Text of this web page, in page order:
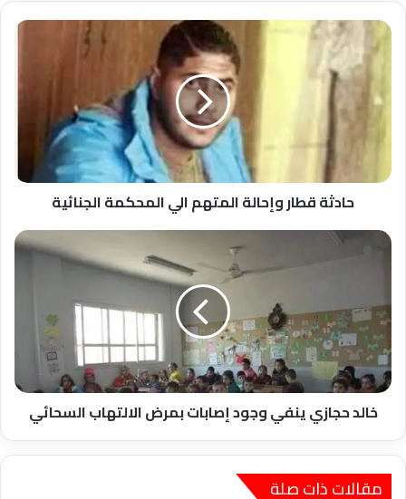
حادثة
قطار
وإحالة
المتهم
الي
المحكمة
الجنائية
حادثة قطار وإحالة المتهم الي المحكمة الجنائية
خالد
إصابات
بمرض
الالتهاب
السحائي
خالد حجازي ينفي وجود إصابات بمرض الالتهاب السحائي
مقالات ذات صلة